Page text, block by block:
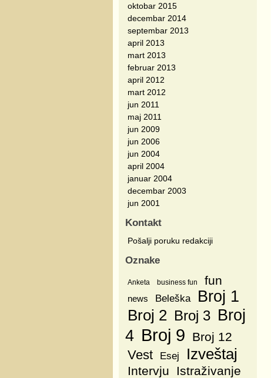
oktobar 2015
decembar 2014
septembar 2013
april 2013
mart 2013
februar 2013
april 2012
mart 2012
jun 2011
maj 2011
jun 2009
jun 2006
jun 2004
april 2004
januar 2004
decembar 2003
jun 2001
Kontakt
Pošalji poruku redakciji
Oznake
Anketa business fun fun
news Beleška
Broj 1
Broj 2 Broj 3 Broj
4 Broj 9 Broj 12
Vest Esej Izveštaj
Intervju Istraživanje